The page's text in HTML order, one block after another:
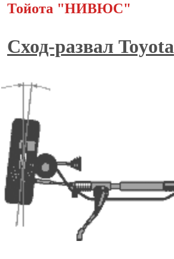
Тойота "НИВЮС"
Сход-развал Toyota